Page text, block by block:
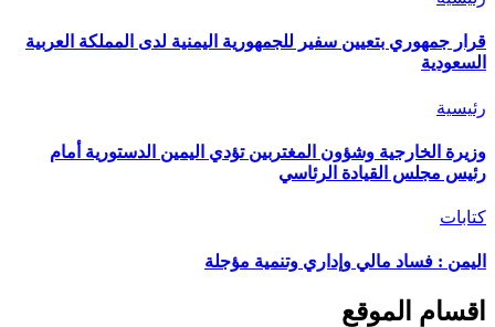
قرار جمهوري بتعيين سفير للجمهورية اليمنية لدى المملكة العربية
السعودية
رئيسية
وزيرة الخارجية وشؤون المغتربين تؤدي اليمين الدستورية أمام
رئيس مجلس القيادة الرئاسي
كتابات
اليمن : فساد مالي وإداري وتنمية مؤجلة
اقسام الموقع